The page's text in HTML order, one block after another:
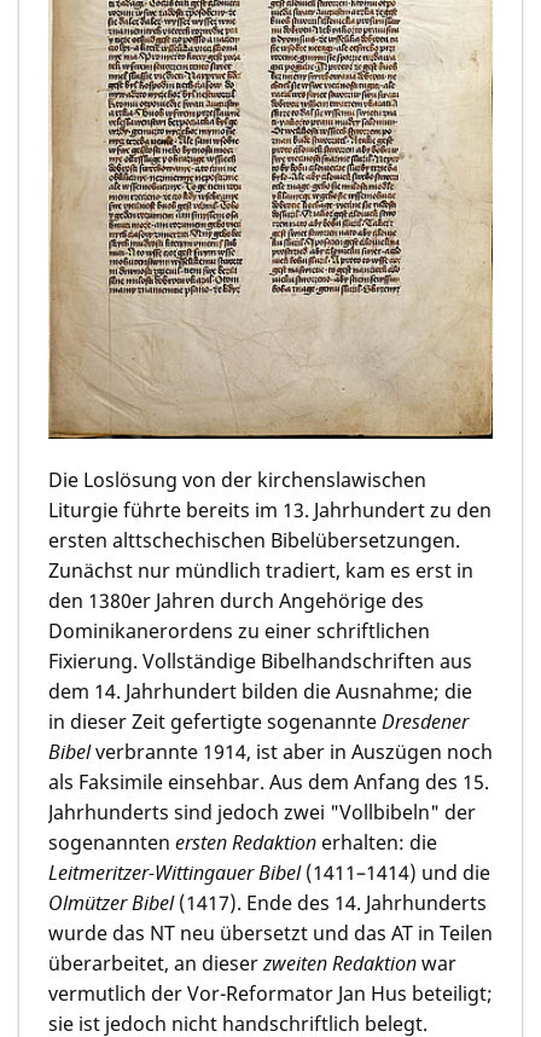
Die Loslösung von der kirchenslawischen
Liturgie führte bereits im 13. Jahrhundert zu den
ersten alttschechischen Bibelübersetzungen.
Zunächst nur mündlich tradiert, kam es erst in
den 1380er Jahren durch Angehörige des
Dominikanerordens zu einer schriftlichen
Fixierung. Vollständige Bibelhandschriften aus
dem 14. Jahrhundert bilden die Ausnahme; die
in dieser Zeit gefertigte sogenannteDresdener
Bibelverbrannte 1914, ist aber in Auszügen noch
als Faksimile einsehbar. Aus dem Anfang des 15.
Jahrhunderts sind jedoch zwei "Vollbibeln" der
sogenannten ersten Redaktion erhalten: die
Leitmeritzer-Wittingauer Bibel(1411–1414) und die
Olmützer Bibel(1417). Ende des 14. Jahrhunderts
wurde das NT neu übersetzt und das AT in Teilen
überarbeitet, an dieserzweiten Redaktionwar
vermutlich der Vor-Reformator Jan Hus beteiligt;
sie ist jedoch nicht handschriftlich belegt.